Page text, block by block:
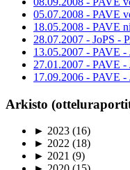
05.07.2008 - PAVE
18.05.2008 - PAVE
28.07.2007 - JoPS -
13.05.2007 - PAVE
27.01.2007 - PAVE -
17.09.2006 - PAVE -
Arkisto
► 2023 (16)
► 2022 (18)
► 2021 (9)